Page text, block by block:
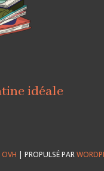
idéale
OVH | PROPULSÉ PAR